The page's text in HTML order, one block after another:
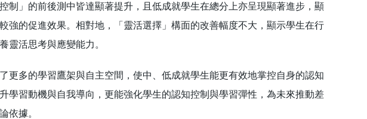
制」的前後測中皆達顯著提升，且低成就學生在總分上亦呈現顯著進步，顯
強的促進效果。相對地，「靈活選擇」構面的改善幅度不大，顯示學生在行
靈活思考與應變能力。
多的學習鷹架與自主空間，使中、低成就學生能更有效地掌控自身的認知
學習動機與自我導向，更能強化學生的認知控制與學習彈性，為未來推動差
依據。